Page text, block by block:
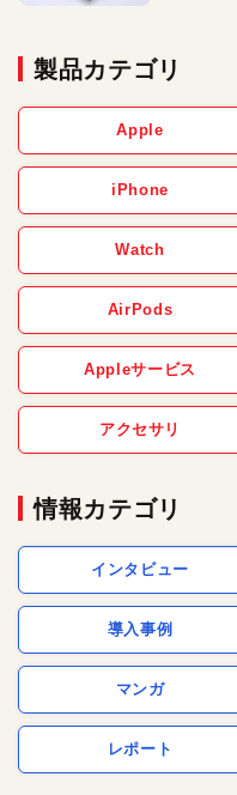
製品カテゴリ
Apple
iPhone
Watch
AirPods
Appleサービス
アクセサリ
情報カテゴリ
インタビュー
導入事例
マンガ
レポート